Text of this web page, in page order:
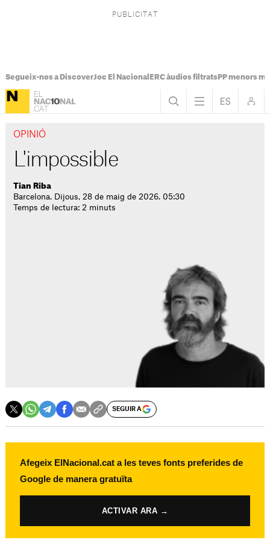
Segueix-nos a DiscoverJoc El Nacional ERC àudios filtratsPP menors
OPINIÓ
L'impossible
Tian Riba
Barcelona. Dijous, 28 de maig de 2026. 05:30
Temps de lectura: 2 minuts
SEGUIR A
Afegeix ElNacional.cat a les teves fonts preferides de
Google de manera gratuïta
ACTIVAR ARA →